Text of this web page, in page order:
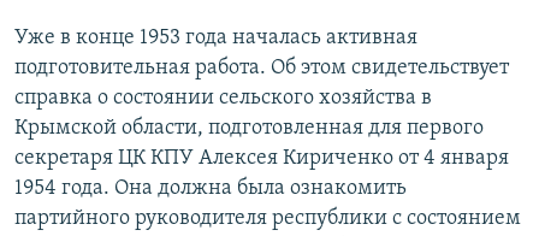
Уже в конце 1953 года началась активная
подготовительная работа. Об этом свидетельствует
справка о состоянии сельского хозяйства в
Крымской области, подготовленная для первого
секретаря ЦК КПУ Алексея Кириченко от 4 января
1954 года. Она должна была ознакомить
партийного руководителя республики с состоянием